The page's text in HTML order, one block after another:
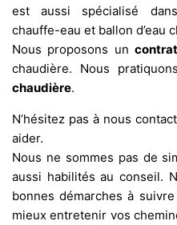
est aussi spécialisé
chauffe-eau et ballon d’eau
Nous proposons un
chaudière. Nous
chaudière.
N’hésitez pas à nous
aider.
Nous ne sommes pas de
aussi habilités au conseil.
bonnes démarches à
mieux entretenir vos